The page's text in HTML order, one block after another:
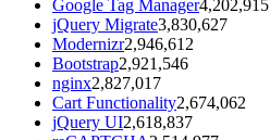
Google Tag Manager4,202,915
jQuery Migrate3,830,627
Modernizr2,946,612
Bootstrap2,921,546
nginx2,827,017
Cart Functionality2,674,062
jQuery UI2,618,837